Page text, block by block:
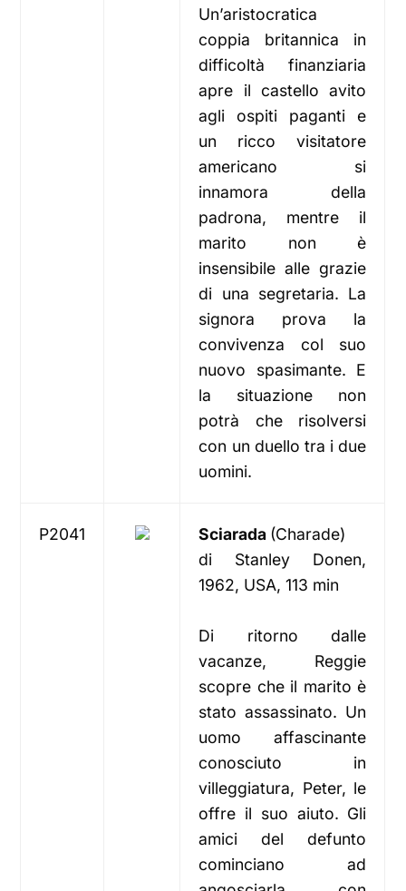
Un’aristocratica
coppia britannica in
difficoltà finanziaria
apre il castello avito
agli ospiti paganti e
un ricco visitatore
americano si
innamora della
padrona, mentre il
marito non è
insensibile alle grazie
di una segretaria. La
signora prova la
convivenza col suo
nuovo spasimante. E
la situazione non
potrà che risolversi
con un duello tra i due
uomini.
P2041 Sciarada (Charade)
di Stanley Donen,
1962, USA, 113 min
Di ritorno dalle
vacanze, Reggie
scopre che il marito è
stato assassinato. Un
uomo affascinante
conosciuto in
villeggiatura, Peter, le
offre il suo aiuto. Gli
amici del defunto
cominciano ad